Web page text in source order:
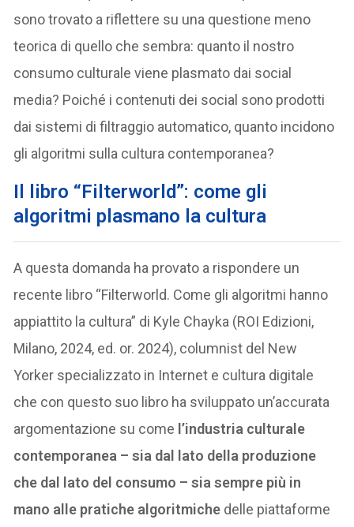
sono trovato a riflettere su una questione meno
teorica di quello che sembra: quanto il nostro
consumo culturale viene plasmato dai social
media? Poiché i contenuti dei social sono prodotti
dai sistemi di filtraggio automatico, quanto incidono
gli algoritmi sulla cultura contemporanea?
Il libro “Filterworld”: come gli
algoritmi plasmano la cultura
A questa domanda ha provato a rispondere un
recente libro “Filterworld. Come gli algoritmi hanno
appiattito la cultura” di Kyle Chayka (ROI Edizioni,
Milano, 2024, ed. or. 2024), columnist del New
Yorker specializzato in Internet e cultura digitale
che con questo suo libro ha sviluppato un’accurata
argomentazione su come l’industria culturale
contemporanea – sia dal lato della produzione
che dal lato del consumo – sia sempre più in
mano alle pratiche algoritmiche delle piattaforme